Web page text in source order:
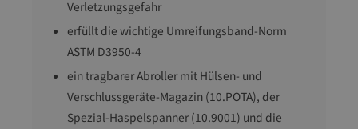
Verletzungsgefahr
erfüllt die wichtige Umreifungsband-Norm
ASTM D3950-4
ein tragbarer Abroller mit Hülsen- und
Verschlussgeräte-Magazin (10.POTA), der
Spezial-Haspelspanner (10.9001) und die